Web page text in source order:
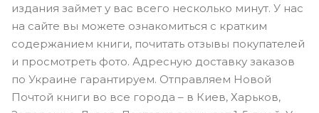
издания займет у вас всего несколько минут. У нас
на сайте вы можете ознакомиться с кратким
содержанием книги, почитать отзывы покупателей
и просмотреть фото. Адресную доставку заказов
по Украине гарантируем. Отправляем Новой
Почтой книги во все города – в Киев, Харьков,